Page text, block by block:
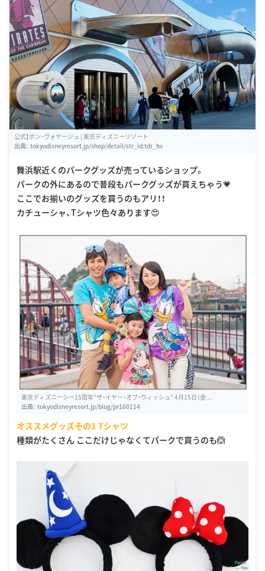
公式】ボン・ヴォヤージュ | 東京ディズニーリゾート
出典： tokyodisneyresort.jp/shop/detail/str_id:tdr_bv
舞浜駅近くのパークグッズが売っているショップ。
パークの外にあるので普段もパークグッズが買えちゃう💗
ここでお揃いのグッズを買うのもアリ！！
カチューシャ、Tシャツ色々あります😍
東京ディズニーシー15周年“ザ・イヤー・オブ・ウィッシュ” 4月15日（金 ...
出典： tokyodisneyresort.jp/blog/pr160114
オススメグッズその1 Tシャツ
種類がたくさん ここだけじゃなくてパークで買うのも🙆